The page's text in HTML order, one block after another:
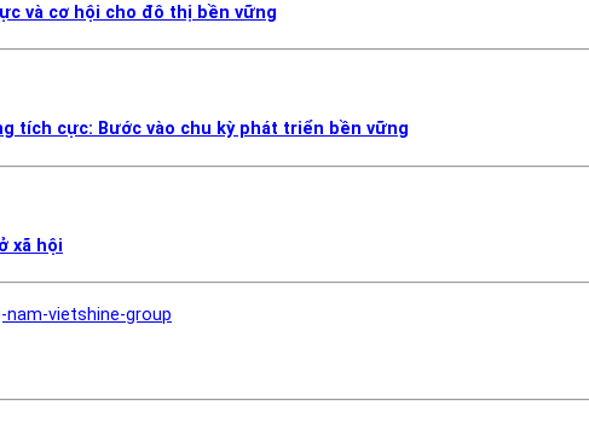
và cơ hội cho đô thị bền vững
tích cực: Bước vào chu kỳ phát triển bền vững
xã hội